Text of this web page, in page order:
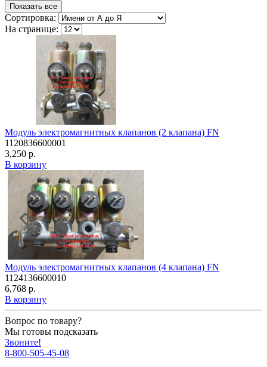
Показать все
Сортировка:
На странице:
Модуль электромагнитных клапанов (2 клапана) FN
1120836600001
3,250 р.
В корзину
Модуль электромагнитных клапанов (4 клапана) FN
1124136600010
6,768 р.
В корзину
Вопрос по товару?
Мы готовы подсказать
Звоните!
8-800-505-45-08